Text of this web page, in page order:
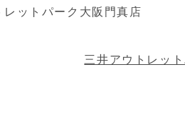
レットパーク大阪門真店
三井アウトレッ